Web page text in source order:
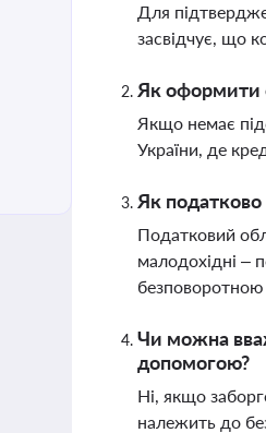
Для
засвідчує, що
Як оформити
Якщо немає
України, де
Як податково
Податковий
малодохідні –
Чи можна
допомогою?
Ні, якщо
належить до